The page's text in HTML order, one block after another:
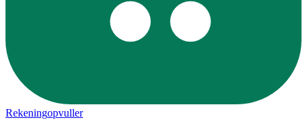
Rekeningopvuller